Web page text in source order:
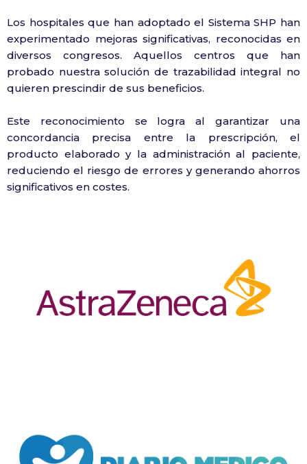
Los hospitales que han adoptado el Sistema SHP han
experimentado mejoras significativas, reconocidas en
diversos congresos. Aquellos centros que han
probado nuestra solución de trazabilidad integral no
quieren prescindir de sus beneficios.
Este reconocimiento se logra al garantizar una
concordancia precisa entre la prescripción, el
producto elaborado y la administración al paciente,
reduciendo el riesgo de errores y generando ahorros
significativos en costes.